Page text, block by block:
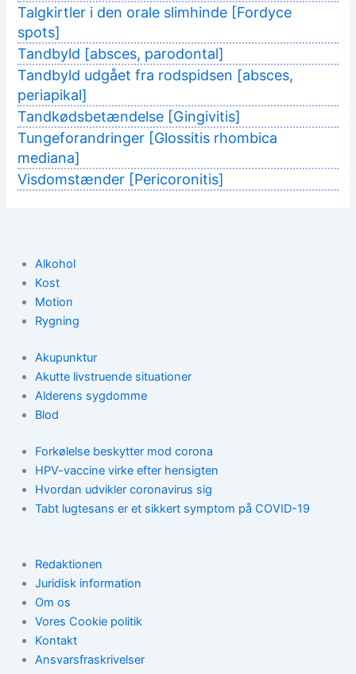
Talgkirtler i den orale slimhinde [Fordyce
spots]
Tandbyld [absces, parodontal]
Tandbyld udgået fra rodspidsen [absces,
periapikal]
Tandkødsbetændelse [Gingivitis]
Tungeforandringer [Glossitis rhombica
mediana]
Visdomstænder [Pericoronitis]
Alkohol
Kost
Motion
Rygning
Akupunktur
Akutte livstruende situationer
Alderens sygdomme
Blod
Forkølelse beskytter mod corona
HPV-vaccine virke efter hensigten
Hvordan udvikler coronavirus sig
Tabt lugtesans er et sikkert symptom på COVID-19
Redaktionen
Juridisk information
Om os
Vores Cookie politik
Kontakt
Ansvarsfraskrivelser